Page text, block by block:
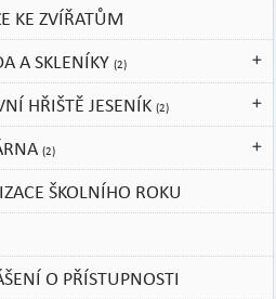
KE ZVÍŘATŮM
A SKLENÍKY (2)
HŘIŠTĚ JESENÍK (2)
(2)
ŠKOLNÍHO ROKU
O PŘÍSTUPNOSTI